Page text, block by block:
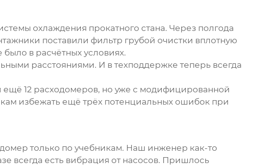
охлаждения прокатного стана. Через полгода
поставили фильтр грубой очистки вплотную
в расчётных условиях.
расстояниями. И в техподдержке теперь всегда
ещё 12 расходомеров, но уже с модифицированной
избежать ещё трёх потенциальных ошибок при
только по учебникам. Наш инженер как-то
всегда есть вибрация от насосов. Пришлось